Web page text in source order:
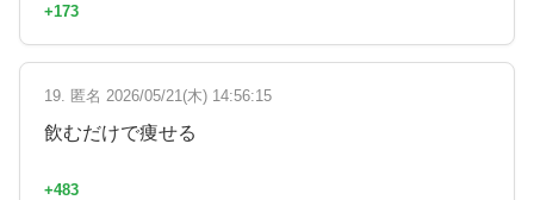
+173
19. 匿名 2026/05/21(木) 14:56:15
飲むだけで痩せる
+483